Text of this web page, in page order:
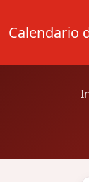
Calendario